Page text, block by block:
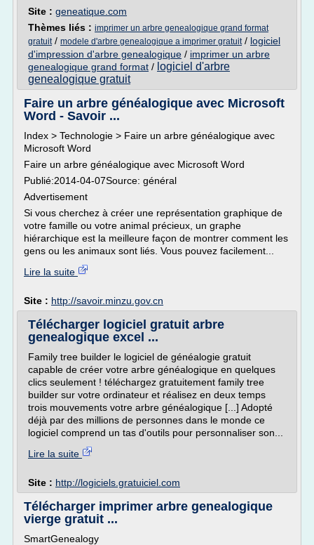
Site : geneatique.com
Thèmes liés : imprimer un arbre genealogique grand format
gratuit/ modele d'arbre genealogique a imprimer gratuit/ logiciel
d'impression d'arbre genealogique / imprimer un arbre
genealogique grand format / logiciel d'arbre
genealogique gratuit
Faire un arbre généalogique avec Microsoft
Word - Savoir ...
Index > Technologie > Faire un arbre généalogique avec
Microsoft Word
Faire un arbre généalogique avec Microsoft Word
Publié:2014-04-07Source: général
Advertisement
Si vous cherchez à créer une représentation graphique de
votre famille ou votre animal précieux, un graphe
hiérarchique est la meilleure façon de montrer comment les
gens ou les animaux sont liés. Vous pouvez facilement...
Lire la suite
Site : http://savoir.minzu.gov.cn
Télécharger logiciel gratuit arbre
genealogique excel ...
Family tree builder le logiciel de généalogie gratuit
capable de créer votre arbre généalogique en quelques
clics seulement ! téléchargez gratuitement family tree
builder sur votre ordinateur et réalisez en deux temps
trois mouvements votre arbre généalogique [...] Adopté
déjà par des millions de personnes dans le monde ce
logiciel comprend un tas d'outils pour personnaliser son...
Lire la suite
Site : http://logiciels.gratuiciel.com
Télécharger imprimer arbre genealogique
vierge gratuit ...
SmartGenealogy